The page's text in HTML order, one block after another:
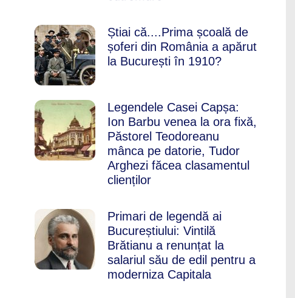
Știai că....Prima școală de
șoferi din România a apărut
la București în 1910?
Legendele Casei Capșa:
Ion Barbu venea la ora fixă,
Păstorel Teodoreanu
mânca pe datorie, Tudor
Arghezi făcea clasamentul
clienților
Primari de legendă ai
Bucureștiului: Vintilă
Brătianu a renunțat la
salariul său de edil pentru a
moderniza Capitala